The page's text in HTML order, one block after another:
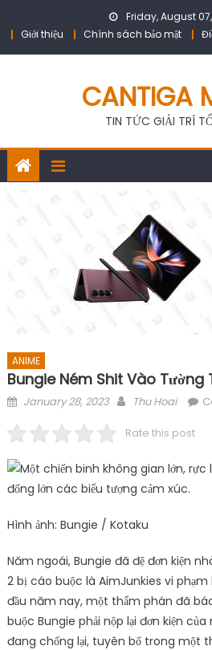
Friday, August
Giới thiệu
Chính sách bảo mật
CANTIGA
TIN TỨC GIẢI TRÍ
ANIME
Bungie Ném Shit Vào Tường
Posted
January 28, 2023 Author
Thu Hoai
Rate this post
Hình ảnh: Bungie / Kotaku
Năm ngoái, Bungie đã đệ đơn kiện
2 bị cáo buộc là AimJunkies vi phạm
đầu năm nay, một thẩm phán đã
buộc Bungie phải nộp lại đơn kiện
đang chống lại, tuyên bố trong một